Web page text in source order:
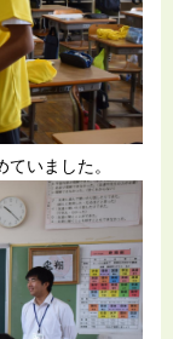
いました。